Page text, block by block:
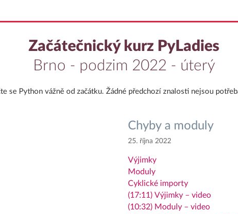
Začátečnický kurz PyLadies
Brno - podzim 2022 - úterý
se Python vážně od začátku. Žádné předchozí znalosti nejsou
Chyby a moduly
25. října 2022
Výjimky
Moduly
Cyklické importy
(17:11) Výjimky – video
(10:32) Moduly – video